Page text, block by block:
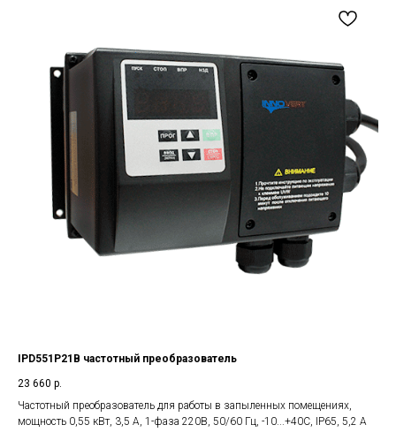
IPD551P21B частотный преобразователь
23 660 р.
Частотный преобразователь для работы в запыленных помещениях,
мощность 0,55 кВт, 3,5 А, 1-фаза 220В, 50/60 Гц, -10...+40С, IP65, 5,2 А